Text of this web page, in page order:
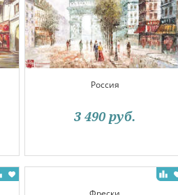
Россия
3 490 руб.